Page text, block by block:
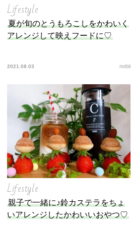
Lifestyle
夏が旬のとうもろこしをかわいく
アレンジして映えフードに♡
2021.08.03 nobii
Lifestyle
親子で一緒に♪鈴カステラをちょ
いアレンジしたかわいいおやつ♡